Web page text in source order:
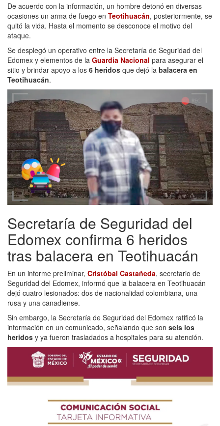
De acuerdo con la información, un hombre detonó en diversas
ocasiones un arma de fuego en Teotihuacán, posteriormente, se
quitó la vida. Hasta el momento se desconoce el motivo del
ataque.
Se desplegó un operativo entre la Secretaría de Seguridad del
Edomex y elementos de la Guardia Nacional para asegurar el
sitio y brindar apoyo a los 6 heridos que dejó la balacera en
Teotihuacán.
Secretaría de Seguridad del
Edomex confirma 6 heridos
tras balacera en Teotihuacán
En un informe preliminar, Cristóbal Castañeda, secretario de
Seguridad del Edomex, informó que la balacera en Teotihuacán
dejó cuatro lesionados: dos de nacionalidad colombiana, una
rusa y una canadiense.
Sin embargo, la Secretaría de Seguridad del Edomex ratificó la
información en un comunicado, señalando que son seis los
heridos y ya fueron trasladados a hospitales para su atención.